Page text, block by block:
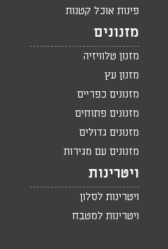
פינות אוכל קטנות
מזנונים
מזנון טלוויזיה
מזנון עץ
מזנונים כפריים
מזנונים פתוחים
מזנונים גדולים
מזנונים עם מגירות
ויטרינות
ויטרינות לסלון
ויטרינות למטבח